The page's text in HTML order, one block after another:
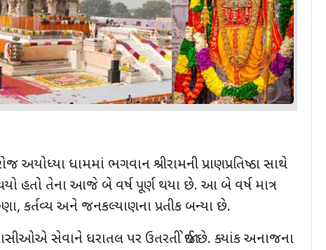
અયોધ્યા ધામમાં ભગવાન શ્રીરામની પ્રાણપ્રતિષ્ઠા સાથે
હતો તેના આજે બે વર્ષ પૂર્ણ થયા છે. આ બે વર્ષ માત્ર
કર્તવ્ય અને જનકલ્યાણના પ્રતીક બન્યા છે.
સેવાને ધરાતલ પર ઉતરતી જોઈ છે. ક્યાંક અનાજના